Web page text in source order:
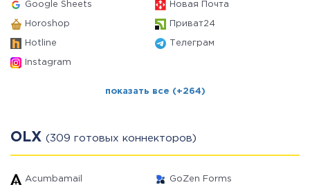
Google Sheets Новая Почта
Horoshop Приват24
Hotline Телеграм
Instagram
показать все (+264)
OLX (309 готовых коннекторов)
Acumbamail GoZen Forms